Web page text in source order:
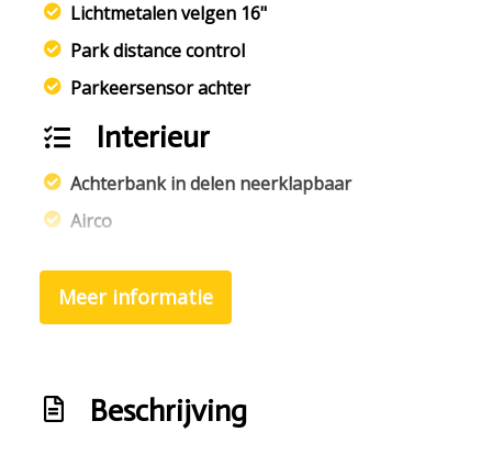
Lichtmetalen velgen 16"
Park distance control
Parkeersensor achter
Interieur
Achterbank in delen neerklapbaar
Airco
Elektrische ramen achter
Stuurbekrachtiging
Meer informatie
Beschrijving